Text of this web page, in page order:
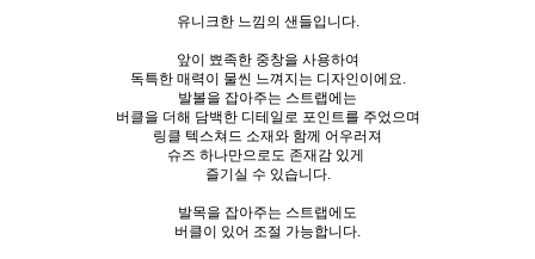
유니크한 느낌의 샌들입니다.
앞이 뾰족한 중창을 사용하여
독특한 매력이 물씬 느껴지는 디자인이에요.
발볼을 잡아주는 스트랩에는
버클을 더해 담백한 디테일로 포인트를 주었으며
링클 텍스쳐드 소재와 함께 어우러져
슈즈 하나만으로도 존재감 있게
즐기실 수 있습니다.
발목을 잡아주는 스트랩에도
버클이 있어 조절 가능합니다.